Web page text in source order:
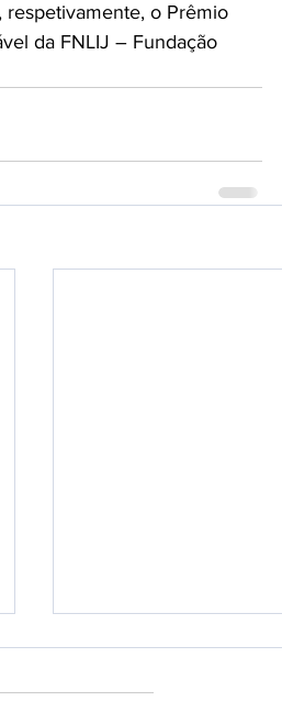
o Prêmio
da FNLIJ – Fundação